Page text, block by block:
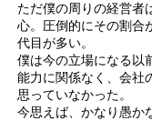
ただ僕の周りの経営者
心。圧倒的にその割合
代目が多い。
僕は今の立場になる以
能力に関係なく、会社
思っていなかった。
今思えば、かなり愚か